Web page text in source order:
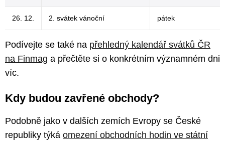
26. 12. 2. svátek vánoční pátek
Podívejte se také na přehledný kalendář svátků ČR
na Finmag a přečtěte si o konkrétním významném dni
víc.
Kdy budou zavřené obchody?
Podobně jako v dalších zemích Evropy se České
republiky týká omezení obchodních hodin ve státní